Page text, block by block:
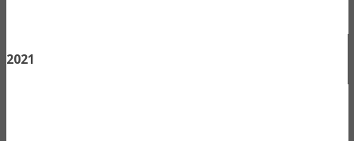
2021